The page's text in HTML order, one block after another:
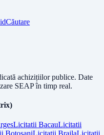
Căutare
achizițiilor publice. Date
SEAP în timp real.
Licitatii BacauLicitatii
BotosaniLicitatii BrailaLicitatii